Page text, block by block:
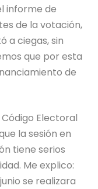
informe de
de la votación,
a ciegas, sin
que por esta
de
Electoral
la sesión en
tiene serios
Me explico:
se realizara